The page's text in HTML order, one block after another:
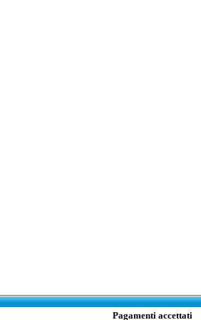
Pagamenti accettati